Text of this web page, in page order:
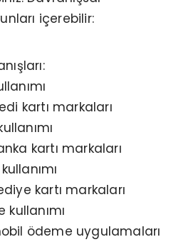
içerebilir:
kartı markaları
kartı markaları
kartı markaları
ödeme uygulamaları